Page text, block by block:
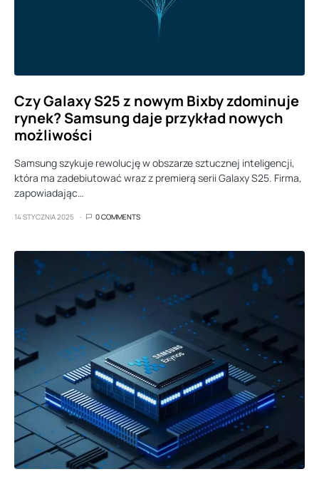
Czy Galaxy S25 z nowym Bixby zdominuje
rynek? Samsung daje przykład nowych
możliwości
Samsung szykuje rewolucję w obszarze sztucznej inteligencji,
która ma zadebiutować wraz z premierą serii Galaxy S25. Firma,
zapowiadając…
14 STYCZNIA 2025 0 COMMENTS